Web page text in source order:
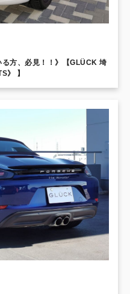
る方、必見！！》【GLÜCK 埼
カンGTS》 】